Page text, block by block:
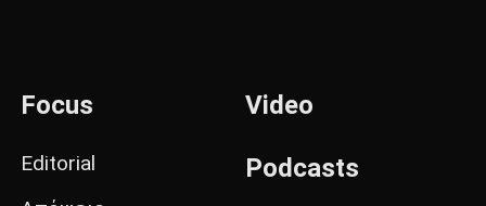
Focus
Editorial
Video
Podcasts